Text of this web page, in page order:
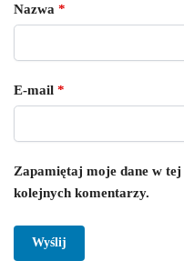
Nazwa *
E-mail *
Zapamiętaj moje dane w
kolejnych komentarzy.